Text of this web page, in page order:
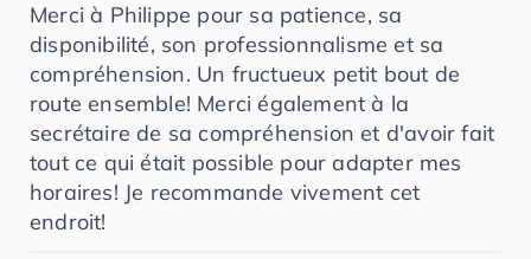
Merci à Philippe pour sa patience, sa
disponibilité, son professionnalisme et sa
compréhension. Un fructueux petit bout de
route ensemble! Merci également à la
secrétaire de sa compréhension et d'avoir fait
tout ce qui était possible pour adapter mes
horaires! Je recommande vivement cet
endroit!